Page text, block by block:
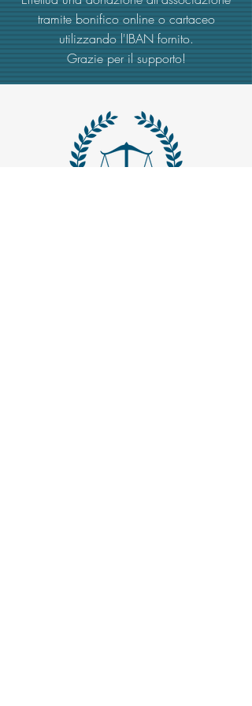
tramite bonifico online o cartaceo
utilizzando l'IBAN fornito.
Grazie per il supporto!